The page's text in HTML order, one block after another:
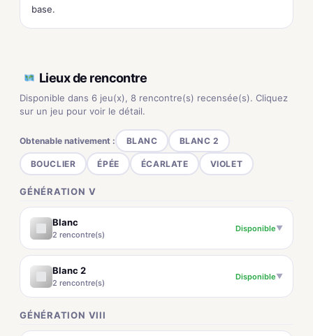
base.
Lieux de rencontre
Disponible dans 6 jeu(x), 8 rencontre(s) recensée(s). Cliquez
sur un jeu pour voir le détail.
Obtenable nativement : BLANC BLANC 2
BOUCLIER ÉPÉE ÉCARLATE VIOLET
GÉNÉRATION V
Blanc
2 rencontre(s)
Disponible▼
Blanc 2
2 rencontre(s)
Disponible▼
GÉNÉRATION VIII